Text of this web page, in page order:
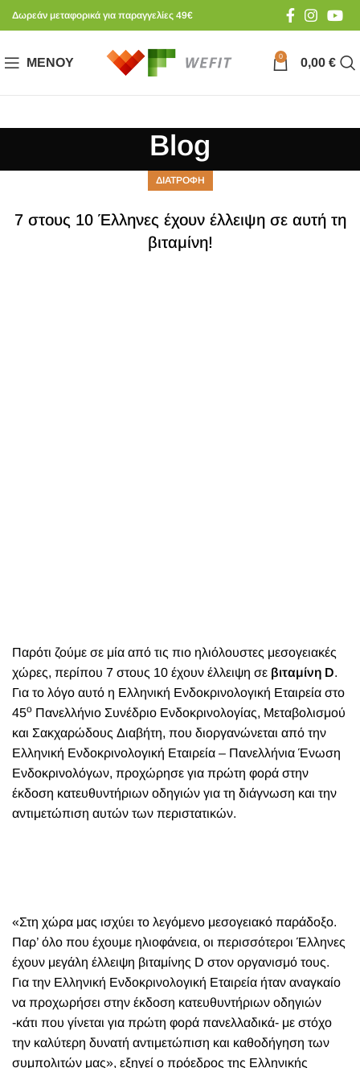
Δωρεάν μεταφορικά για παραγγελίες 49€
ΜΕΝΟΎ 0 0,00 €
Blog
ΔΙΑΤΡΟΦΗ
7 στους 10 Έλληνες έχουν έλλειψη σε αυτή τη
βιταμίνη!
Παρότι ζούμε σε μία από τις πιο ηλιόλουστες μεσογειακές
χώρες, περίπου 7 στους 10 έχουν έλλειψη σε βιταμίνη D.
Για το λόγο αυτό η Ελληνική Ενδοκρινολογική Εταιρεία στο
45ο Πανελλήνιο Συνέδριο Ενδοκρινολογίας, Μεταβολισμού
και Σακχαρώδους Διαβήτη, που διοργανώνεται από την
Ελληνική Ενδοκρινολογική Εταιρεία – Πανελλήνια Ένωση
Ενδοκρινολόγων, προχώρησε για πρώτη φορά στην
έκδοση κατευθυντήριων οδηγιών για τη διάγνωση και την
αντιμετώπιση αυτών των περιστατικών.
«Στη χώρα μας ισχύει το λεγόμενο μεσογειακό παράδοξο.
Παρ’ όλο που έχουμε ηλιοφάνεια, οι περισσότεροι Έλληνες
έχουν μεγάλη έλλειψη βιταμίνης D στον οργανισμό τους.
Για την Ελληνική Ενδοκρινολογική Εταιρεία ήταν αναγκαίο
να προχωρήσει στην έκδοση κατευθυντήριων οδηγιών
-κάτι που γίνεται για πρώτη φορά πανελλαδικά- με στόχο
την καλύτερη δυνατή αντιμετώπιση και καθοδήγηση των
συμπολιτών μας», εξηγεί ο πρόεδρος της Ελληνικής